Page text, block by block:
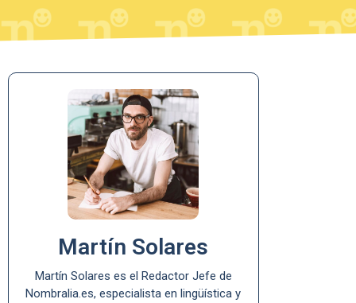
Martín Solares
Martín Solares es el Redactor Jefe de
Nombralia.es, especialista en lingüística y